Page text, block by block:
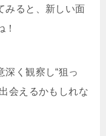
ると、新しい面
く観察し“狙っ
会えるかもしれな